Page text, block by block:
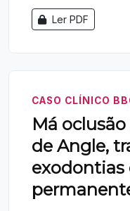
Ler PDF
CASO CLÍNICO
Má oclusão
de Angle,
exodontias